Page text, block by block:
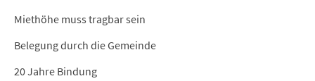
Miethöhe muss tragbar sein
Belegung durch die Gemeinde
20 Jahre Bindung